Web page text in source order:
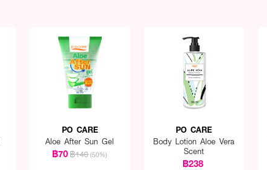
PO CARE
Aloe After Sun Gel
฿70฿140 (50%)
PO CARE
Body Lotion Aloe Vera
Scent
฿238